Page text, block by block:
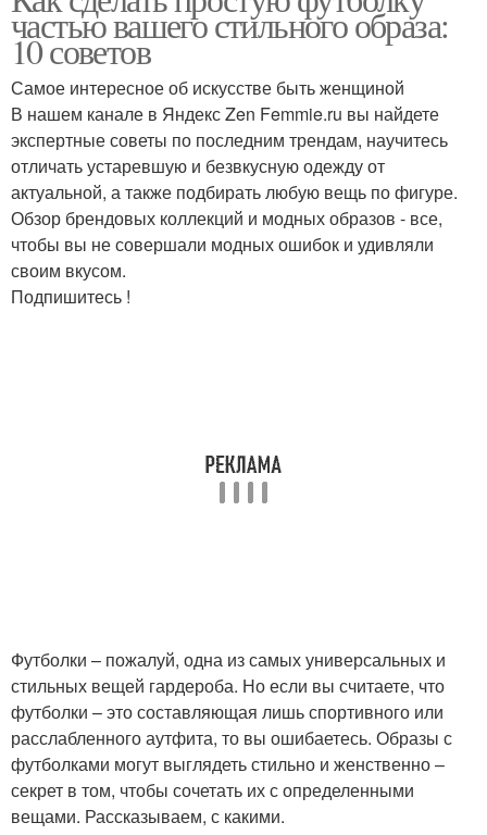
Футболка для
спортивного стиля
Футболка для
вечернего образа
Футболка с джинсами Футболка для женщины
Футболка в холодное
Футболки для женского
Футболка на работу Футболки для девушки
Футболка с обувью Футболка с шортами
частью вашего стильного образа:
10 советов
Самое интересное об искусстве быть женщиной
В нашем канале в Яндекс Zen Femmie.ru вы найдете
экспертные советы по последним трендам, научитесь
отличать устаревшую и безвкусную одежду от
актуальной, а также подбирать любую вещь по фигуре.
Обзор брендовых коллекций и модных образов - все,
чтобы вы не совершали модных ошибок и удивляли
своим вкусом.
Подпишитесь !
Футболки – пожалуй, одна из самых универсальных и
стильных вещей гардероба. Но если вы считаете, что
футболки – это составляющая лишь спортивного или
расслабленного аутфита, то вы ошибаетесь. Образы с
футболками могут выглядеть стильно и женственно –
секрет в том, чтобы сочетать их с определенными
вещами. Рассказываем, с какими.